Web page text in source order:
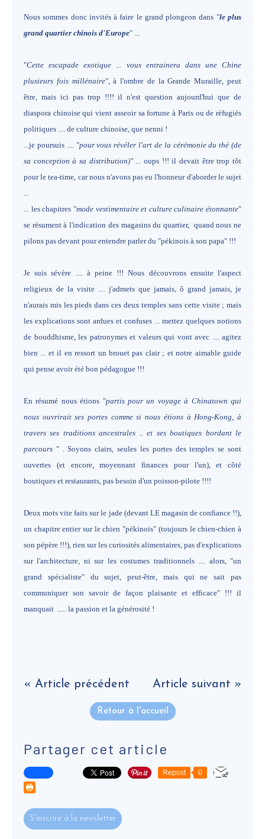
Nous sommes donc invités à faire le grand plongeon dans "le plus
grand quartier chinois d'Europe" ...
"Cette escapade exotique ... vous entrainera dans une Chine
plusieurs fois millénaire", à l'ombre de la Grande Muraille, peut
être, mais ici pas trop !!!! il n'est question aujourd'hui que de
diaspora chinoise qui vient asseoir sa fortune à Paris ou de réfugiés
politiques .... de culture chinoise, que nenni !
...je poursuis .... "pour vous révéler l'art de la cérémonie du thé (de
sa conception à sa distribution)"... oups !!! il devait être trop tôt
pour le tea-time, car nous n'avons pas eu l'honneur d'aborder le sujet
...
... les chapitres "mode vestimentaire et culture culinaire étonnante"
se résument à l'indication des magasins du quartier, quand nous ne
pilons pas devant pour entendre parler du "pékinois à son papa" !!!
Je suis sévère .... à peine !!! Nous découvrons ensuite l'aspect
religieux de la visite .... j'admets que jamais, ô grand jamais, je
n'aurais mis les pieds dans ces deux temples sans cette visite ; mais
les explications sont ardues et confuses ... mettez quelques notions
de bouddhisme, les patronymes et valeurs qui vont avec .... agitez
bien ... et il en ressort un brouet pas clair ; et notre aimable guide
qui pense avoir été bon pédagogue !!!
En résumé nous étions "partis pour un voyage à Chinatown qui
nous ouvrirait ses portes comme si nous étions à Hong-Kong, à
travers ses traditions ancestrales .. et ses boutiques bordant le
parcours " . Soyons clairs, seules les portes des temples se sont
ouvertes (et encore, moyennant finances pour l'un), et côté
boutiques et restaurants, pas besoin d'un poisson-pilote !!!!
Deux mots vite faits sur le jade (devant LE magasin de confiance !!),
un chapitre entier sur le chien "pékinois" (toujours le chien-chien à
son pépère !!!), rien sur les curiosités alimentaires, pas d'explications
sur l'architecture, ni sur les costumes traditionnels .... alors, "un
grand spécialiste" du sujet, peut-être, mais qui ne sait pas
communiquer son savoir de façon plaisante et efficace" !!! il
manquait ..... la passion et la générosité !
« Article précédent Article suivant »
Retour à l'accueil
Partager cet article
Repost 0
S'inscrire à la newsletter